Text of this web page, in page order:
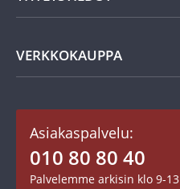
Vanhat rahat
Keräilytarvikkeet
Mitalit
Töihin Suomen Monetaan?
Asiakaspalvelu
VERKKOKAUPPA
Asiakastili / Omat sivut
Toimitusehdot
Maksutavat
Asiakaspalvelu:
010 80 80 40
Palvelemme arkisin klo 9-13